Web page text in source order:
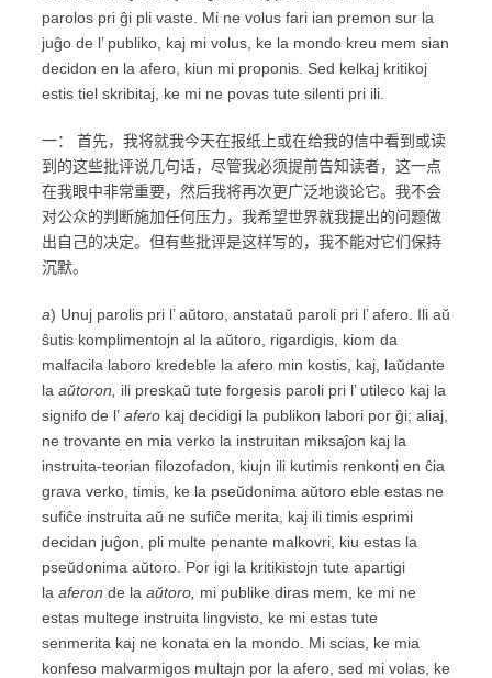
parolos pri ĝi pli vaste. Mi ne volus fari ian premon sur la
juĝo de l’ publiko, kaj mi volus, ke la mondo kreu mem sian
decidon en la afero, kiun mi proponis. Sed kelkaj kritikoj
estis tiel skribitaj, ke mi ne povas tute silenti pri ili.
一： 首先，我将就我今天在报纸上或在给我的信中看到或读
到的这些批评说几句话，尽管我必须提前告知读者，这一点
在我眼中非常重要，然后我将再次更广泛地谈论它。我不会
对公众的判断施加任何压力，我希望世界就我提出的问题做
出自己的决定。但有些批评是这样写的，我不能对它们保持
沉默。
a) Unuj parolis pri l’ aŭtoro, anstataŭ paroli pri l’ afero. Ili aŭ
ŝutis komplimentojn al la aŭtoro, rigardigis, kiom da
malfacila laboro kredeble la afero min kostis, kaj, laŭdante
la aŭtoron,
ili preskaŭ tute forgesis paroli pri l’ utileco kaj la
signifo de l’ afero kaj decidigi la publikon labori por ĝi; aliaj,
ne trovante en mia verko la instruitan miksaĵon kaj la
instruita-teorian filozofadon, kiujn ili kutimis renkonti en ĉia
grava verko, timis, ke la pseŭdonima aŭtoro eble estas ne
sufiĉe instruita aŭ ne sufiĉe merita, kaj ili timis esprimi
decidan juĝon, pli multe penante malkovri, kiu estas la
pseŭdonima aŭtoro. Por igi la kritikistojn tute apartigi
la aferon de la aŭtoro, mi publike diras mem, ke mi ne
estas multege instruita lingvisto, ke mi estas tute
senmerita kaj ne konata en la mondo. Mi scias, ke mia
konfeso malvarmigos multajn por la afero, sed mi volas, ke